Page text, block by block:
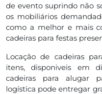
de evento suprindo não
os mobiliários
como a melhor e mais
cadeiras para festas
Locação de cadeiras
itens, disponiveis em
cadeiras para alugar
logística pode entregar